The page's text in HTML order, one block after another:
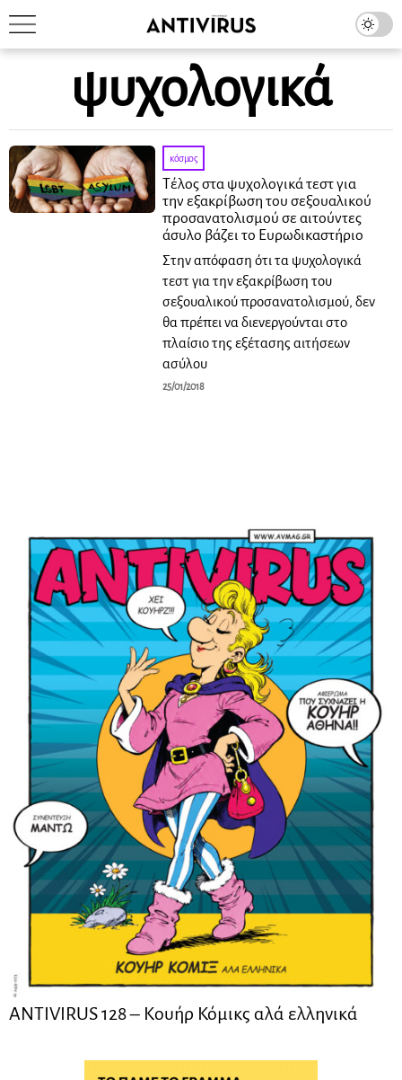
ψυχολογικά
κόσμος
Τέλος στα ψυχολογικά τεστ για
την εξακρίβωση του σεξουαλικού
προσανατολισμού σε αιτούντες
άσυλο βάζει το Ευρωδικαστήριο
Στην απόφαση ότι τα ψυχολογικά
τεστ για την εξακρίβωση του
σεξουαλικού προσανατολισμού, δεν
θα πρέπει να διενεργούνται στο
πλαίσιο της εξέτασης αιτήσεων
ασύλου
25/01/2018
ANTIVIRUS 128 – Kουήρ Κόμικς αλά ελληνικά